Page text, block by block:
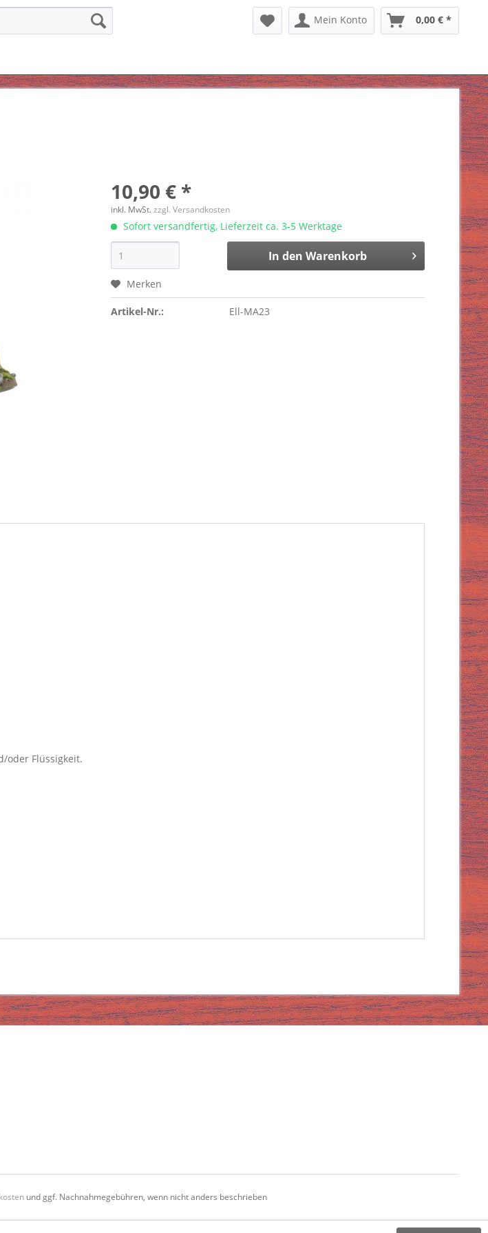
Mein Konto 0,00 € *
10,90 € *
inkl. MwSt.zzgl. Versandkosten
Sofort versandfertig, Lieferzeit ca. 3-5 Werktage
In den Warenkorb
Merken
Artikel-Nr.: Ell-MA23
oder Flüssigkeit.
und ggf. Nachnahmegebühren, wenn nicht anders beschrieben